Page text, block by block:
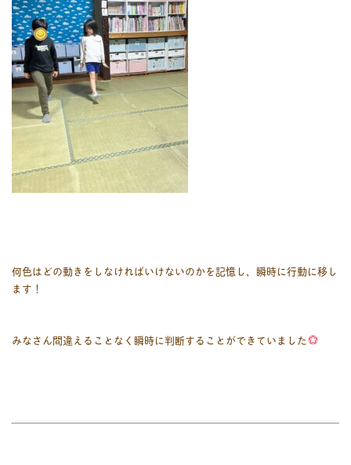
何色はどの動きをしなければいけないのかを記憶し、瞬時に行動に移し
ます！
みなさん間違えることなく瞬時に判断することができていました